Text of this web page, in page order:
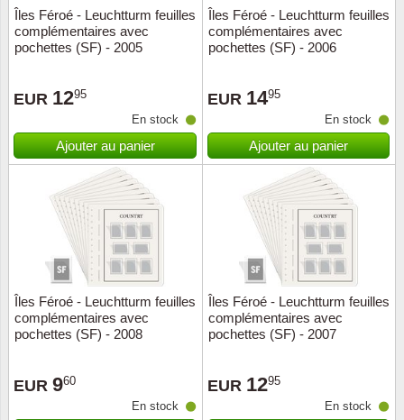
Îles Féroé - Leuchtturm feuilles
complémentaires avec
pochettes (SF) - 2005
EUR 1295
En stock
Ajouter au panier
Îles Féroé - Leuchtturm feuilles
complémentaires avec
pochettes (SF) - 2006
EUR 1495
En stock
Ajouter au panier
Îles Féroé - Leuchtturm feuilles
complémentaires avec
pochettes (SF) - 2008
EUR 960
En stock
Îles Féroé - Leuchtturm feuilles
complémentaires avec
pochettes (SF) - 2007
EUR 1295
En stock
Islande